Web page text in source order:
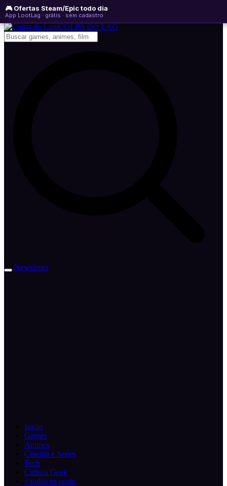
🎮 Ofertas Steam/Epic todo dia
App LootLag · grátis · sem cadastro
quarta-feira, 05 de agosto de 2026
Newsletter
CULPA DO LAG
Newsletter
Inicio
Games
Animes
Cinema e Series
Tech
Cultura Geek
// todos os posts